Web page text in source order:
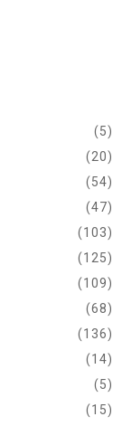
(5)
(20)
(54)
(47)
(103)
(125)
(109)
(68)
(136)
(14)
(5)
(15)